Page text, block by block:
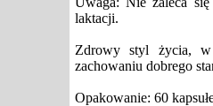
laktacji.
Zdrowy styl życia, w
zachowaniu dobrego
Opakowanie: 60